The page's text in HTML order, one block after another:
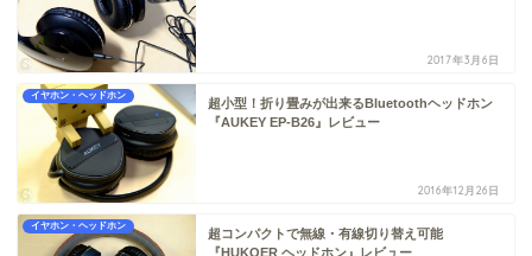
2017年3月6日
イヤホン・ヘッドホン
超小型！折り畳みが出来るBluetoothヘッドホン
『AUKEY EP-B26』レビュー
2016年12月26日
イヤホン・ヘッドホン
超コンパクトで無線・有線切り替え可能
『HUKOER ヘッドホン』レビュー